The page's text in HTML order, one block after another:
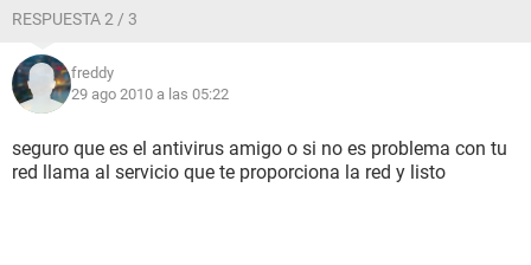
RESPUESTA 2 / 3
freddy
29 ago 2010 a las 05:22
seguro que es el antivirus amigo o si no es problema con tu
red llama al servicio que te proporciona la red y listo